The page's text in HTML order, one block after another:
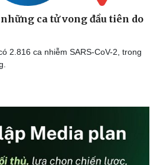
Công nghệ
Chuyển đổi số
ca tử vong đầu tiên do
2.816 ca nhiễm SARS-CoV-2, trong